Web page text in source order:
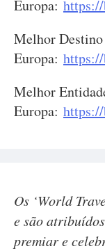
Europa:
Melhor Destino
Europa:
Melhor
Europa:
Os ‘World
e são
premiar e